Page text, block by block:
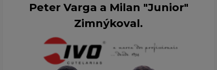
Peter Varga a Milan "Junior"
Zimnýkoval.